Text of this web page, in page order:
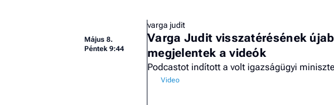
Május 8.
Péntek 9:44
varga judit
Varga Judit visszatérésének
megjelentek a videók
Podcastot indított a volt igazságügyi